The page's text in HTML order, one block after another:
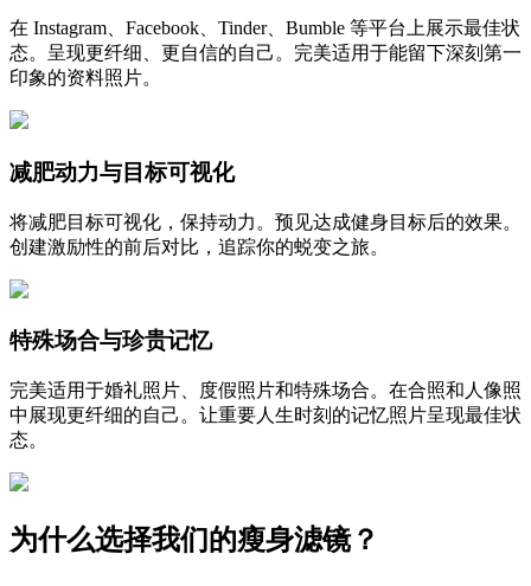
在 Instagram、Facebook、Tinder、Bumble 等平台上展示最佳状
态。呈现更纤细、更自信的自己。完美适用于能留下深刻第一
印象的资料照片。
减肥动力与目标可视化
将减肥目标可视化，保持动力。预见达成健身目标后的效果。
创建激励性的前后对比，追踪你的蜕变之旅。
特殊场合与珍贵记忆
完美适用于婚礼照片、度假照片和特殊场合。在合照和人像照
中展现更纤细的自己。让重要人生时刻的记忆照片呈现最佳状
态。
为什么选择我们的瘦身滤镜？